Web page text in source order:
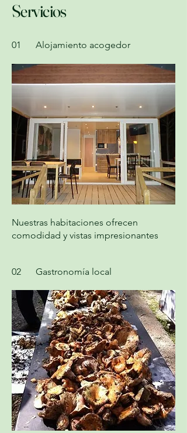
Servicios
01 Alojamiento acogedor
Nuestras habitaciones ofrecen
comodidad y vistas impresionantes
02 Gastronomía local